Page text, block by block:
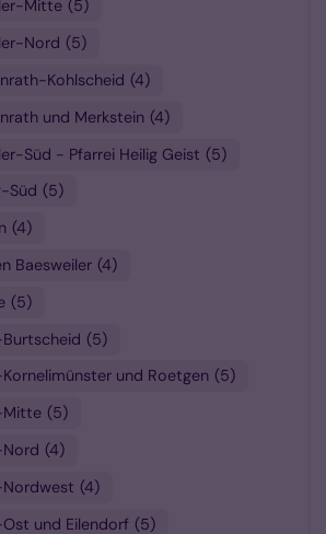
Mitte
5
Nord 5
Kohlscheid 4
und Merkstein 4
Süd - Pfarrei Heilig Geist 5
Süd
5
4
Baesweiler 4
5
5
und Roetgen
5
Mitte 5
4
4
und Eilendorf 5